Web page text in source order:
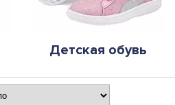
Детская обувь